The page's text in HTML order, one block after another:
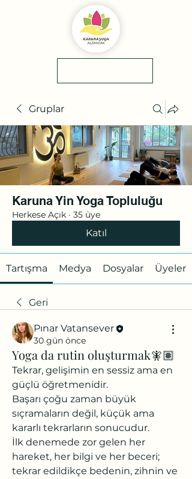
Gruplar
Karuna Yin Yoga Topluluğu
Herkese Açık · 35 üye
Katıl
Tartışma Medya Dosyalar Üyeler
Geri
Pınar Vatansever
30 gün önce
Yoga da rutin oluşturmak🧚🏽
Tekrar, gelişimin en sessiz ama en
güçlü öğretmenidir.
Başarı çoğu zaman büyük
sıçramaların değil, küçük ama
kararlı tekrarların sonucudur.
İlk denemede zor gelen her
hareket, her bilgi ve her beceri;
tekrar edildikçe bedenin, zihnin ve